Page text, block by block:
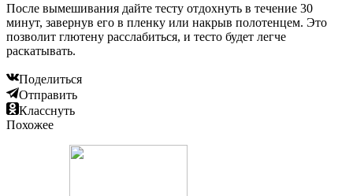
После вымешивания дайте тесту отдохнуть в течение 30
минут, завернув его в пленку или накрыв полотенцем. Это
позволит глютену расслабиться, и тесто будет легче
раскатывать.
Поделиться
Отправить
Класснуть
Похожее